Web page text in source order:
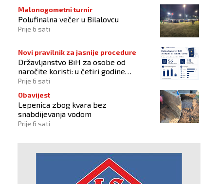
Malonogometni turnir
Polufinalna večer u Bilalovcu
Prije 6 sati
Novi pravilnik za jasnije procedure
Državljanstvo BiH za osobe od
naročite koristi: u četiri godine
odobrena 43 zahtjeva
Prije 6 sati
Obavijest
Lepenica zbog kvara bez
snabdijevanja vodom
Prije 6 sati